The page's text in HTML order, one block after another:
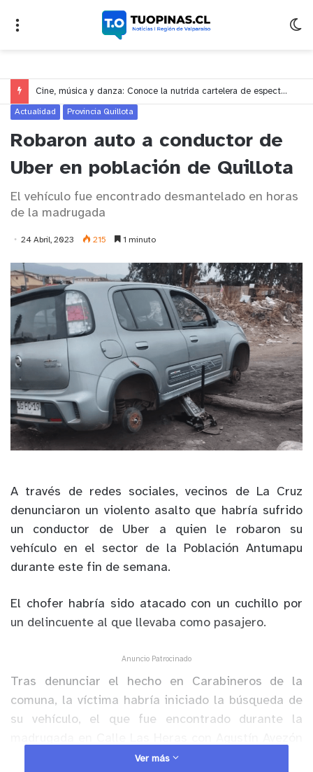
Cine, música y danza: Conoce la nutrida cartelera de espectáculos del Centro Cultural Leopoldo Silva para este mes de agosto
Actualidad Provincia Quillota
Robaron auto a conductor de
Uber en población de Quillota
El vehículo fue encontrado desmantelado en horas
de la madrugada
24 Abril, 2023 215 1 minuto
A través de redes sociales, vecinos de La Cruz
denunciaron un violento asalto que habría sufrido
un conductor de Uber a quien le robaron su
vehículo en el sector de la Población Antumapu
durante este fin de semana.
El chofer habría sido atacado con un cuchillo por
un delincuente al que llevaba como pasajero.
Anuncio Patrocinado
Tras denunciar el hecho en Carabineros de la
comuna, la víctima habría iniciado la búsqueda de
su vehículo, el que fue encontrado durante la
en proceso de desmantelado.
Ver más